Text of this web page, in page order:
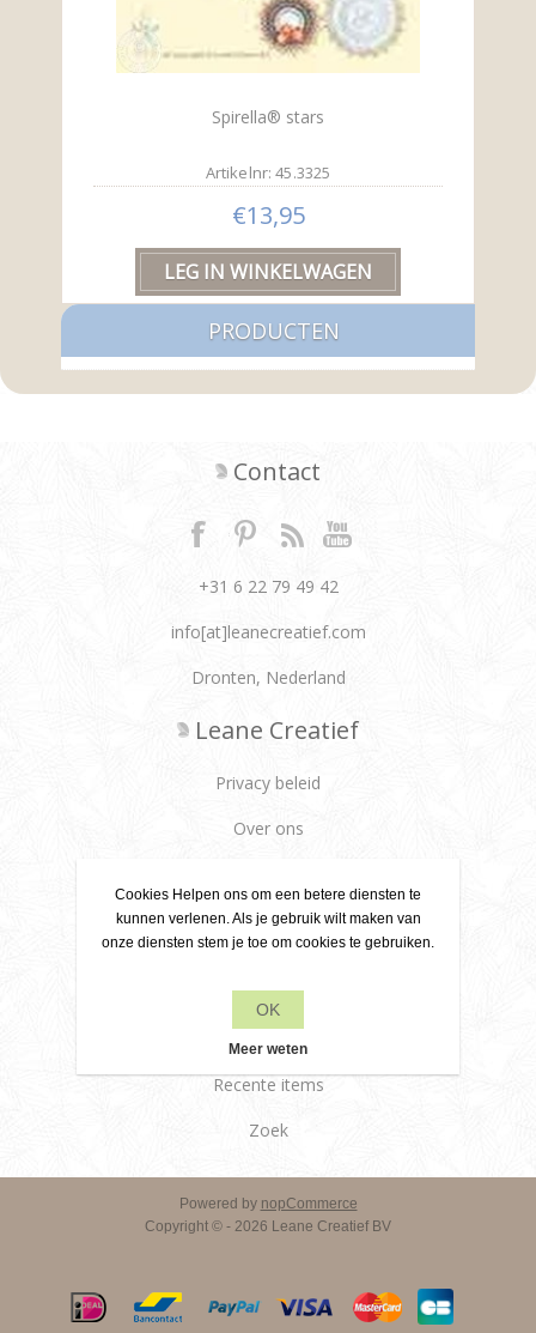
Spirella® stars
Artikelnr: 45.3325
€13,95
PRODUCTEN
Contact
+31 6 22 79 49 42
info[at]leanecreatief.com
Dronten, Nederland
Leane Creatief
Privacy beleid
Over ons
Klantenservice
Producten
Recente items
Zoek
Powered by nopCommerce
Copyright © - 2026 Leane Creatief BV
Cookies Helpen ons om een betere diensten te
kunnen verlenen. Als je gebruik wilt maken van
onze diensten stem je toe om cookies te gebruiken.
OK
Meer weten